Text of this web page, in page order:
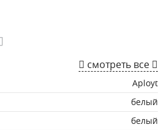
смотреть все
Aployt
белый
белый